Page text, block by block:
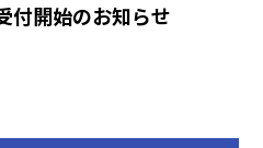
付開始のお知らせ